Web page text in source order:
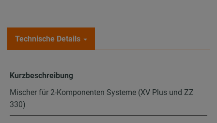
Technische Details
Kurzbeschreibung
Mischer für 2-Komponenten Systeme (XV Plus und ZZ
330)